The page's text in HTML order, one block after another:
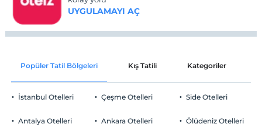
UYGULAMAYI AÇ
Popüler Tatil Bölgeleri Kış Tatili Kategoriler
İstanbul Otelleri
Antalya Otelleri
Çeşme Otelleri
Ankara Otelleri
Side Otelleri
Ölüdeniz Otelleri